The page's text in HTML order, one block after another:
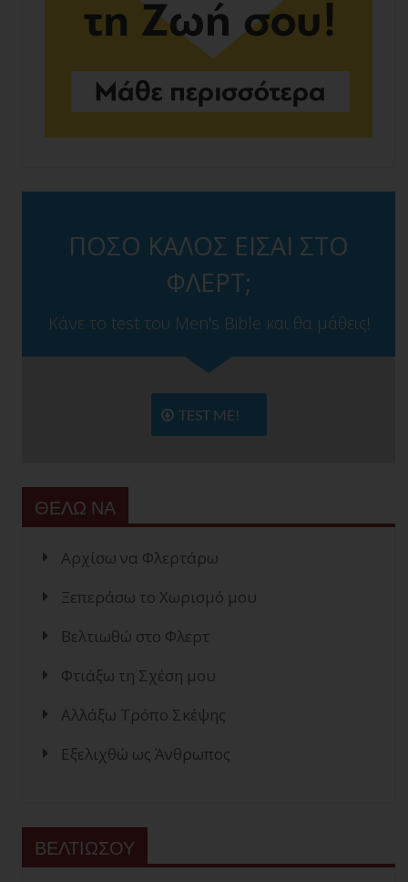
ΠΟΣΟ ΚΑΛΟΣ ΕΙΣΑΙ ΣΤΟ
ΦΛΕΡΤ;
Κάνε το test του Men's Bible και θα μάθεις!
TEST ME!
ΘΕΛΩ ΝΑ
Αρχίσω να Φλερτάρω
Ξεπεράσω το Χωρισμό μου
Βελτιωθώ στο Φλερτ
Φτιάξω τη Σχέση μου
Αλλάξω Τρόπο Σκέψης
Εξελιχθώ ως Άνθρωπος
ΒΕΛΤΙΩΣΟΥ